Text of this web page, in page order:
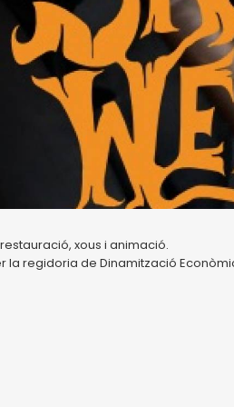
xous i animació.
la regidoria de Dinamització